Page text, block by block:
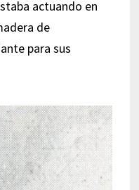
actuando en
de
para sus